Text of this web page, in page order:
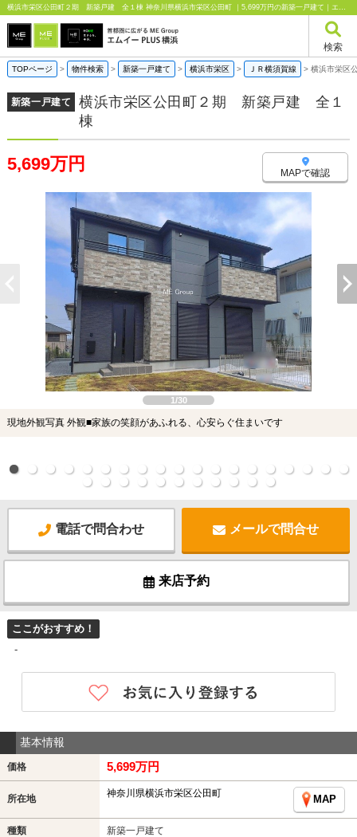
横浜市栄区公田町２期 新築戸建 全１棟 神奈川県横浜市栄区公田町 ｜5,699万円の新築一戸建て｜エムイーPLUS横浜
検索
TOPページ > 物件検索 > 新築一戸建て > 横浜市栄区 > ＪＲ横須賀線 > 横浜市栄区
新築一戸建て
横浜市栄区公田町２期 新築戸建 全１
棟
5,699万円 MAPで確認
1/30
現地外観写真 外観■家族の笑顔があふれる、心安らぐ住まいです
電話で問合わせ メールで問合せ
来店予約
ここがおすすめ！
-
基本情報
価格 5,699万円
所在地 神奈川県横浜市栄区公田町
MAP
種類 新築一戸建て